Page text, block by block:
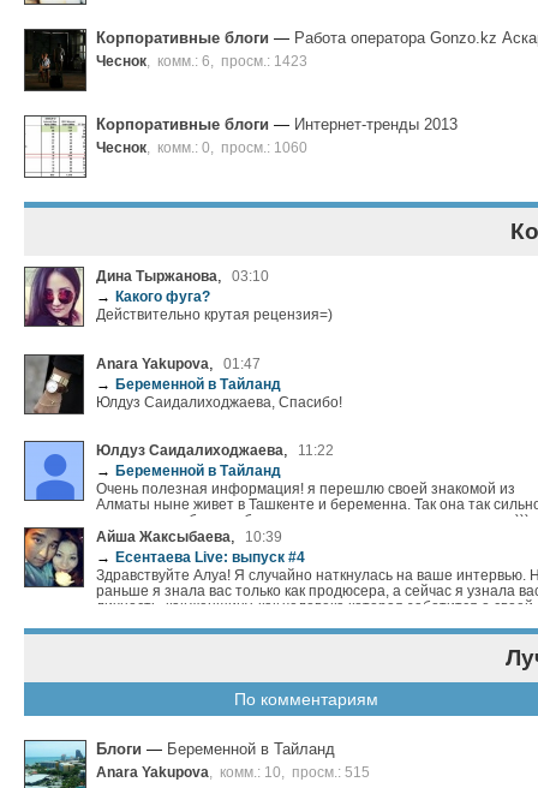
Корпоративные блоги — Работа оператора Gonzo.kz
Чеснок комм.: 6 просм.: 1423
Корпоративные блоги — Интернет-тренды 2013
Чеснок комм.: 0 просм.: 1060
Дина Тыржанова, 03:10
→
Какого фуга?
Действительно крутая рецензия=)
Anara Yakupova
01:47
→ Беременной в Тайланд
Юлдуз Саидалиходжаева, Спасибо!
Юлдуз Саидалиходжаева
11:22
→ Беременной в Тайланд
Очень полезная информация! я перешлю своей знакомой из
Алматы ныне живет в Ташкенте и беременна. Так она так
хочет куда нибудь но боится, теперь думаю она задумается :)))
Айша Жаксыбаева,
10:39
→
Есентаева Live: выпуск #4
Здравствуйте Алуа! Я случайно наткнулась на ваше интервью.
раньше я знала вас только как продюсера, а сейчас я узнала
личность, как женщину, как человека которая заботится о своей
естественно, и отвечали на вопросы искренне. Вы еще
40 жизнь только начинается. Так что не нужно смущаться своего
возраста. Я вам желаю всех земных благ, будьте всегда
себе, и доброжелательны к людям. С приветом Айша из Актобе
По комментариям
Блоги — Беременной в Тайланд
Anara Yakupova комм.: 10 просм.: 515